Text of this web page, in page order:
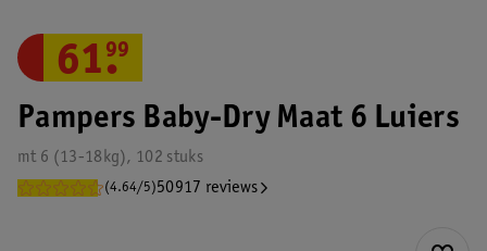
Pampers Baby-Dry Maat 6 Luiers
mt 6 (13-18kg), 102 stuks
(4.64/5)50917 reviews
61.
99